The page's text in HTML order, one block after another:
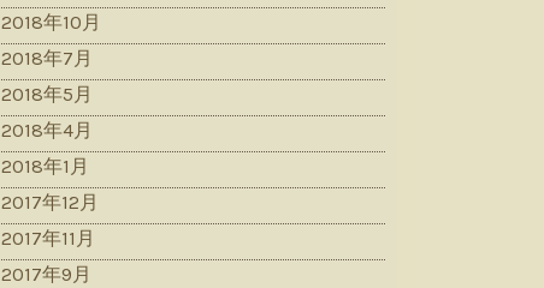
2018年10月
2018年7月
2018年5月
2018年4月
2018年1月
2017年12月
2017年11月
2017年9月